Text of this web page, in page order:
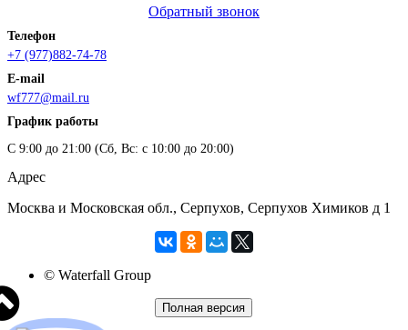
Обратный звонок
Телефон
+7 (977)882-74-78
E-mail
wf777@mail.ru
График работы
С 9:00 до 21:00 (Сб, Вс: с 10:00 до 20:00)
Адрес
Москва и Московская обл., Серпухов, Серпухов Химиков д 1
© Waterfall Group